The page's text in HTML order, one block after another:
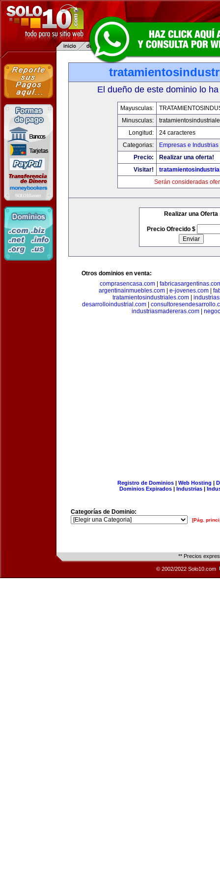
El dueño de este dominio lo
Mayusculas:
Minusculas:
Longitud:
24 caracteres
Categorias:
Empresas e Industrias
Precio:
Realizar una oferta!
Visitar!
Serán consideradas
Realizar una Oferta
Precio Ofrecido $
Otros dominios en venta:
comprasencasa.com|
argentinainmuebles.com| e-jovenes.com|
tratamientosindustriales.com
desarrolloindustrial.com|
industriasmadereras.com|
Registro de Dominios| Web Hosting |
Dominios Expirados | Industrias |
Categorías de Dominio:
[Pág.
** Precios
© 2002/2022 Solo10.com